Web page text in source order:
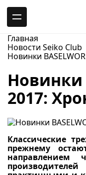
Главная
Новости Seiko Club
Новинки
Новинки
2017:
Классические
прежнему
направлением